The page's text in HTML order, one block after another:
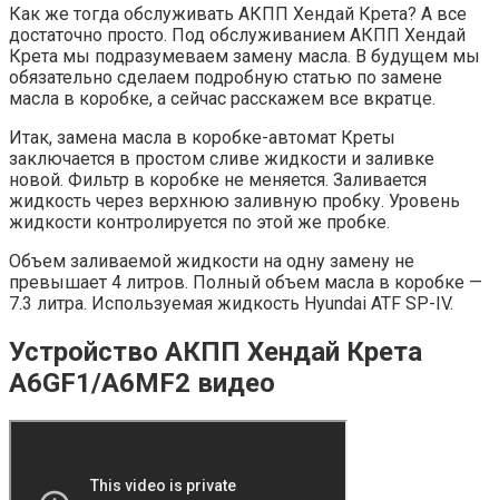
Как же тогда обслуживать АКПП Хендай Крета? А все
достаточно просто. Под обслуживанием АКПП Хендай
Крета мы подразумеваем замену масла. В будущем мы
обязательно сделаем подробную статью по замене
масла в коробке, а сейчас расскажем все вкратце.
Итак, замена масла в коробке-автомат Креты
заключается в простом сливе жидкости и заливке
новой. Фильтр в коробке не меняется. Заливается
жидкость через верхнюю заливную пробку. Уровень
жидкости контролируется по этой же пробке.
Объем заливаемой жидкости на одну замену не
превышает 4 литров. Полный объем масла в коробке —
7.3 литра. Используемая жидкость Hyundai ATF SP-IV.
Устройство АКПП Хендай Крета
A6GF1/A6MF2 видео